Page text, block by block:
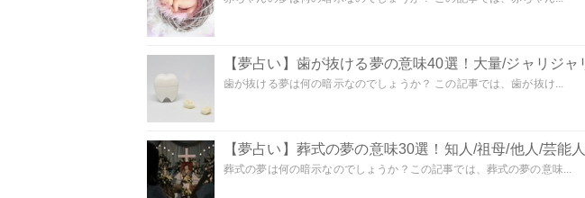
【夢占い】歯が抜ける夢の意味40選！大量/ジャリジャ
歯が抜ける夢は何の暗示なのでしょうか？ この記事では、歯が抜け...
【夢占い】葬式の夢の意味30選！知人/祖母/他人/芸能
葬式の夢は何の暗示なのでしょうか？この記事では、葬式の夢の意味...